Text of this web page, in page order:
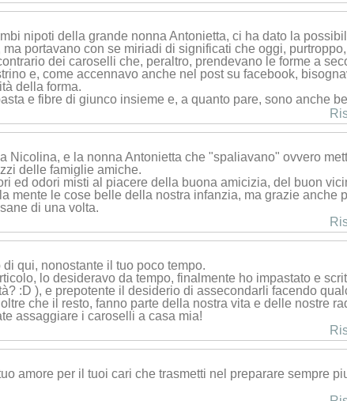
nipoti della grande nonna Antonietta, ci ha dato la
portavano con se miriadi di significati che oggi,
dei caroselli che, peraltro, prendevano le forme a
e, come accennavo anche nel post su facebook,
della forma.
e fibre di giunco insieme e, a quanto pare, sono anche
Nicolina, e la nonna Antonietta che "spaliavano" ovvero
delle famiglie amiche.
ed odori misti al piacere della buona amicizia, del buon
mente le cose belle della nostra infanzia, ma grazie anche
di una volta.
qui, nonostante il tuo poco tempo.
lo desideravo da tempo, finalmente ho impastato e
:D ), e prepotente il desiderio di assecondarli facendo
che il resto, fanno parte della nostra vita e delle nostre
assaggiare i caroselli a casa mia!
amore per il tuoi cari che trasmetti nel preparare sempre